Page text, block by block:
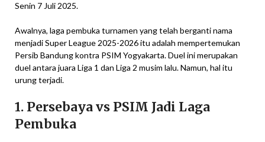
Senin 7 Juli 2025.
Awalnya, laga pembuka turnamen yang telah berganti nama
menjadi Super League 2025-2026 itu adalah mempertemukan
Persib Bandung kontra PSIM Yogyakarta. Duel ini merupakan
duel antara juara Liga 1 dan Liga 2 musim lalu. Namun, hal itu
urung terjadi.
1. Persebaya vs PSIM Jadi Laga
Pembuka